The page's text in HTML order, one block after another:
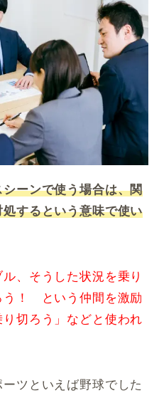
ーンで使う場合は、関
するという意味で使い
、そうした状況を乗り
う！ という仲間を激励
切ろう」などと使われ
ツといえば野球でした